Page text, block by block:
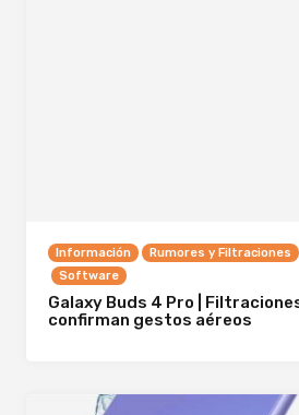
Información Rumores y Filtraciones
Software
Galaxy Buds 4 Pro |
confirman gestos aéreos